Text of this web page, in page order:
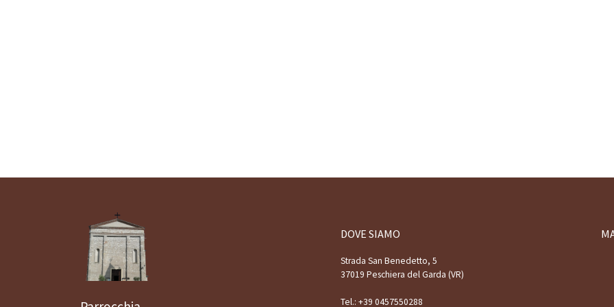
DOVE SIAMO
Strada San Benedetto, 5
37019 Peschiera del Garda (VR)
Tel.: +39 0457550288